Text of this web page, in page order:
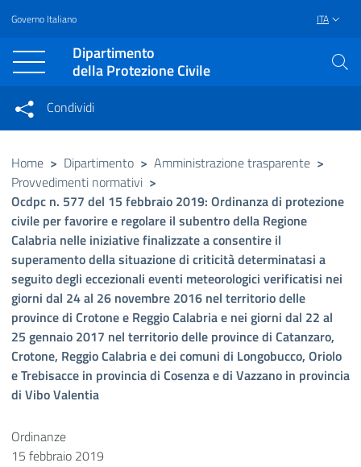
Vai al contenuto principale
Raggiungi il piè di pagina
Governo Italiano ITA
Dipartimento
della Protezione Civile
Condividi su Facebook
Condividi su Twitter
Condividi su LinkedIn
Condividi
Condividi sui social network
Home > Dipartimento > Amministrazione trasparente >
Provvedimenti normativi >
Ocdpc n. 577 del 15 febbraio 2019: Ordinanza di protezione
civile per favorire e regolare il subentro della Regione
Calabria nelle iniziative finalizzate a consentire il
superamento della situazione di criticità determinatasi a
seguito degli eccezionali eventi meteorologici verificatisi nei
giorni dal 24 al 26 novembre 2016 nel territorio delle
province di Crotone e Reggio Calabria e nei giorni dal 22 al
25 gennaio 2017 nel territorio delle province di Catanzaro,
Crotone, Reggio Calabria e dei comuni di Longobucco, Oriolo
e Trebisacce in provincia di Cosenza e di Vazzano in provincia
di Vibo Valentia
Ordinanze
15 febbraio 2019